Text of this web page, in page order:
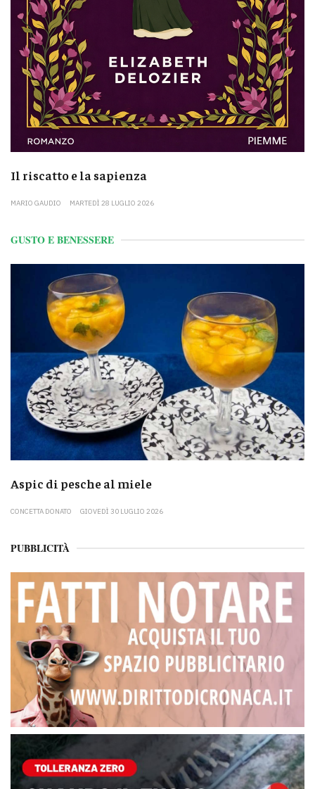
Il riscatto e la sapienza
MARIO GAUDIO MARTEDÌ 28 LUGLIO 2026
GUSTO E BENESSERE
Aspic di pesche al miele
CONCETTA DONATO GIOVEDÌ 30 LUGLIO 2026
PUBBLICITÀ